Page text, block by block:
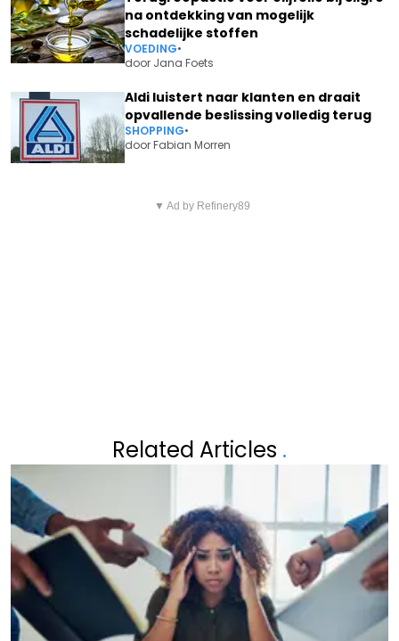
na ontdekking van mogelijk
schadelijke stoffen
VOEDING•
door Jana Foets
Aldi luistert naar klanten en draait
opvallende beslissing volledig terug
SHOPPING•
doorFabian Morren
MYSTERY BOXES OVERSPOELEN
▼ Ad by Refinery89
Related Articles .